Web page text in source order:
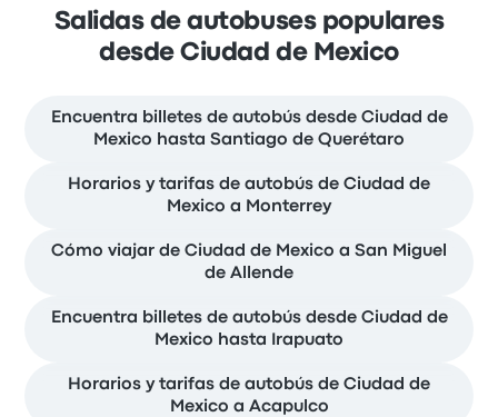
Salidas de autobuses populares
desde Ciudad de Mexico
Encuentra billetes de autobús desde Ciudad de
Mexico hasta Santiago de Querétaro
Horarios y tarifas de autobús de Ciudad de
Mexico a Monterrey
Cómo viajar de Ciudad de Mexico a San Miguel
de Allende
Encuentra billetes de autobús desde Ciudad de
Mexico hasta Irapuato
Horarios y tarifas de autobús de Ciudad de
Mexico a Acapulco